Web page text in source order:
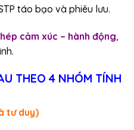
táo bạo và phiêu lưu.
cảm xúc – hành động,
THEO 4 NHÓM TÍNH
tư duy)